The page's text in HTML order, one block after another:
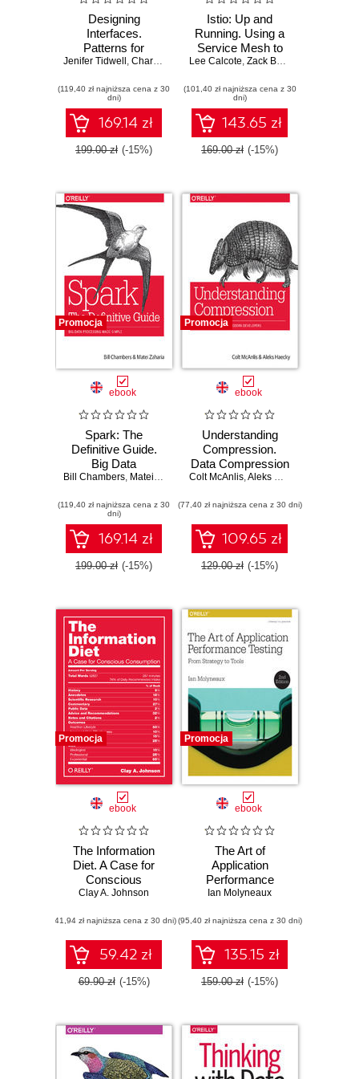
Designing
Interfaces.
Patterns for
Effective
3rd Edition
Jenifer Tidwell , Charles Brewer ,Aynne Valencia
(119,40 zł najniższa cena z 30
dni)
169.14 zł
199.00 zł (-15%)
Istio: Up and
Running. Using a
Service Mesh to
Connect, Secure,
Observe
Lee Calcote, Zack Butcher
(101,40 zł najniższa cena z 30
dni)
143.65 zł
169.00 zł (-15%)
Promocja
ebook
Spark: The
Definitive Guide.
Big Data
Processing Made
Bill Chambers, Matei Zaharia
(119,40 zł najniższa cena z 30
dni)
169.14 zł
199.00 zł (-15%)
Promocja
ebook
Understanding
Compression.
Data Compression
for Modern
Colt McAnlis,Aleks Haecky
(77,40 zł najniższa cena z 30 dni)
109.65 zł
129.00 zł (-15%)
Promocja
ebook
The Information
Diet. A Case for
Conscious
Comsumption
Clay A. Johnson
(41,94 zł najniższa cena z 30 dni)
59.42 zł
69.90 zł (-15%)
Promocja
ebook
The Art of
Application
Performance
Testing. From
2nd Edition
Ian Molyneaux
(95,40 zł najniższa cena z 30 dni)
135.15 zł
159.00 zł (-15%)